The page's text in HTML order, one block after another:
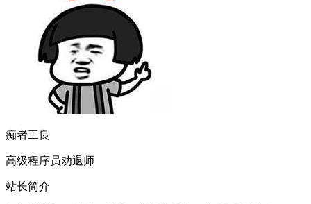
痴者工良
高级程序员劝退师
站长简介